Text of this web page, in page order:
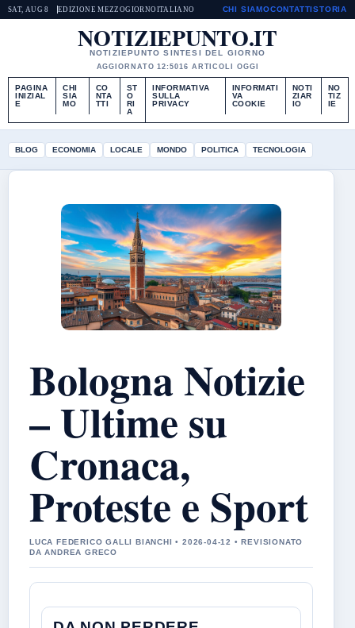
SAT, AUG 8 EDIZIONE MEZZOGIORNO ITALIANO CHI SIAMOCONTATTISTORIA
NOTIZIEPUNTO.IT
NOTIZIEPUNTO SINTESI DEL GIORNO
AGGIORNATO 12:5016 ARTICOLI OGGI
PAGINA
INIZIAL
E
CHI
SIA
MO
CO
NTA
TTI
ST
O
RI
A
INFORMATIVA
SULLA
PRIVACY
INFORMATI
VA
COOKIE
NOTI
ZIAR
IO
NO
TIZ
IE
BLOG ECONOMIA LOCALE MONDO POLITICA TECNOLOGIA
Bologna Notizie
– Ultime su
Cronaca,
Proteste e Sport
LUCA FEDERICO GALLI BIANCHI • 2026-04-12 • REVISIONATO
DA ANDREA GRECO